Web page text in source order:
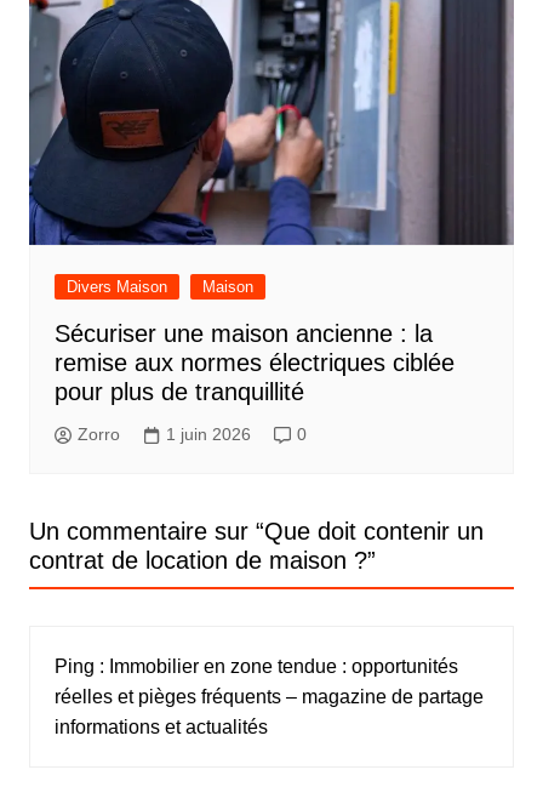
Divers Maison Maison
Sécuriser une maison ancienne : la
remise aux normes électriques ciblée
pour plus de tranquillité
Zorro 1 juin 2026 0
Un commentaire sur “Que doit contenir un
contrat de location de maison ?”
Ping : Immobilier en zone tendue : opportunités
réelles et pièges fréquents – magazine de partage
informations et actualités